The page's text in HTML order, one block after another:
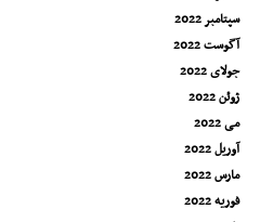
سپتامبر 2022
آگوست 2022
جولای 2022
ژوئن 2022
می 2022
آوریل 2022
مارس 2022
فوریه 2022